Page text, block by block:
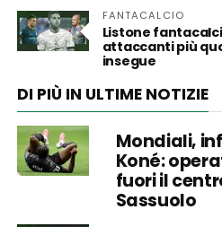
FANTACALCIO
Listone
attaccanti più
insegue
DI PIÙ IN ULTIME NOTIZIE
Mondiali,
Koné:
fuori il
Sassuolo